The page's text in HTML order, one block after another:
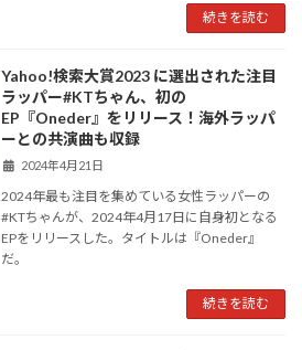
続きを読む
Yahoo!検索大賞2023 に選出された注目
ラッパー#KTちゃん、初の
EP『Oneder』をリリース！海外ラッパ
ーとの共演曲も収録
2024年4月21日
2024年最も注目を集めている女性ラッパーの
#KTちゃんが、2024年4月17日に自身初となる
EPをリリースした。タイトルは『Oneder』
だ。
続きを読む